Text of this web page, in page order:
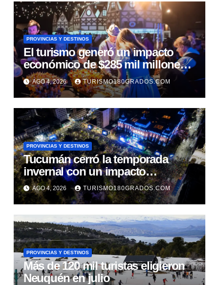
PROVINCIAS Y DESTINOS
El turismo generó un impacto
económico de $285 mil millones
durante las vacaciones de
invierno en Córdoba
AGO 4, 2026 TURISMO180GRADOS.COM
PROVINCIAS Y DESTINOS
Tucumán cerró la temporada
invernal con un impacto
económico superior a los $25.500
millones
AGO 4, 2026 TURISMO180GRADOS.COM
PROVINCIAS Y DESTINOS
Más de 120 mil turistas eligieron
Neuquén en julio